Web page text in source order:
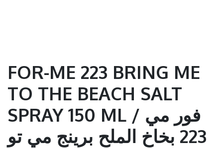
FOR-ME 223 BRING ME
TO THE BEACH SALT
SPRAY 150 ML / فور مي
223 بخاخ الملح برينج مي تو